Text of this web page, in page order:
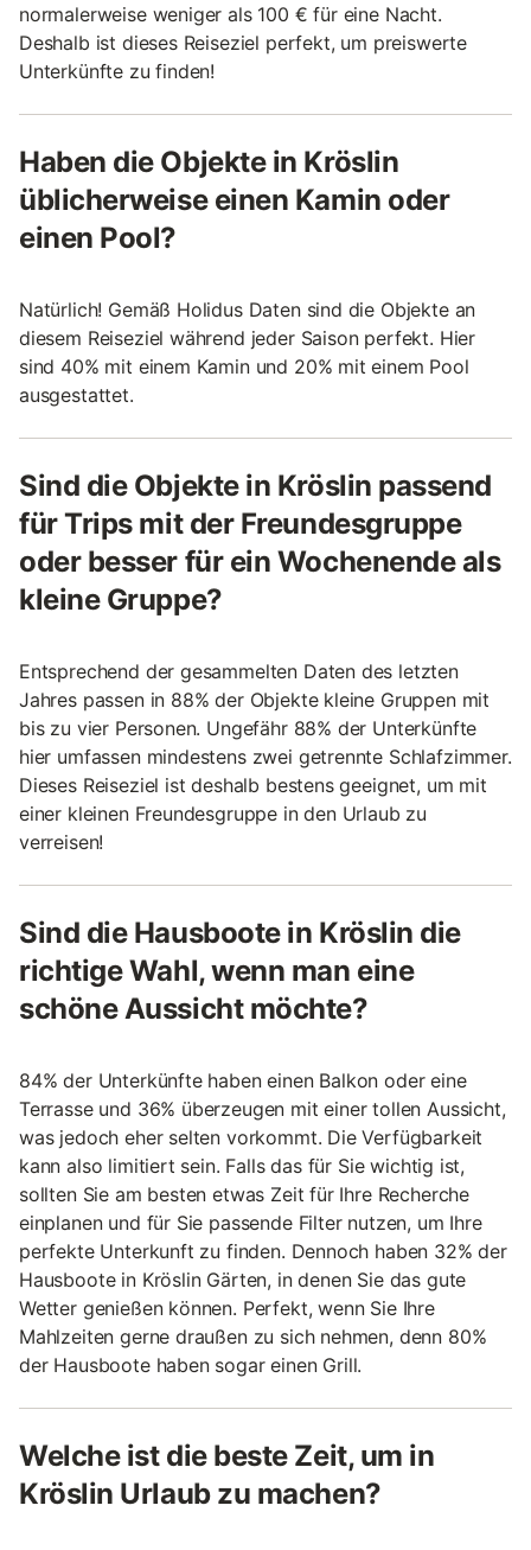
normalerweise weniger als 100 € für eine Nacht.
Deshalb ist dieses Reiseziel perfekt, um preiswerte
Unterkünfte zu finden!
Haben die Objekte in Kröslin
üblicherweise einen Kamin oder
einen Pool?
Natürlich! Gemäß Holidus Daten sind die Objekte an
diesem Reiseziel während jeder Saison perfekt. Hier
sind 40% mit einem Kamin und 20% mit einem Pool
ausgestattet.
Sind die Objekte in Kröslin passend
für Trips mit der Freundesgruppe
oder besser für ein Wochenende als
kleine Gruppe?
Entsprechend der gesammelten Daten des letzten
Jahres passen in 88% der Objekte kleine Gruppen mit
bis zu vier Personen. Ungefähr 88% der Unterkünfte
hier umfassen mindestens zwei getrennte Schlafzimmer.
Dieses Reiseziel ist deshalb bestens geeignet, um mit
einer kleinen Freundesgruppe in den Urlaub zu
verreisen!
Sind die Hausboote in Kröslin die
richtige Wahl, wenn man eine
schöne Aussicht möchte?
84% der Unterkünfte haben einen Balkon oder eine
Terrasse und 36% überzeugen mit einer tollen Aussicht,
was jedoch eher selten vorkommt. Die Verfügbarkeit
kann also limitiert sein. Falls das für Sie wichtig ist,
sollten Sie am besten etwas Zeit für Ihre Recherche
einplanen und für Sie passende Filter nutzen, um Ihre
perfekte Unterkunft zu finden. Dennoch haben 32% der
Hausboote in Kröslin Gärten, in denen Sie das gute
Wetter genießen können. Perfekt, wenn Sie Ihre
Mahlzeiten gerne draußen zu sich nehmen, denn 80%
der Hausboote haben sogar einen Grill.
Welche ist die beste Zeit, um in
Kröslin Urlaub zu machen?